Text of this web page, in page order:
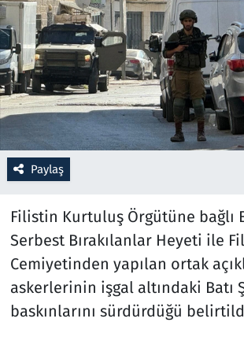
Paylaş
Filistin Kurtuluş Örgütüne bağlı
Serbest Bırakılanlar Heyeti ile
Cemiyetinden yapılan ortak
askerlerinin işgal altındaki Batı
baskınlarını sürdürdüğü
Resmi İlanlar
Rüya Tabirleri
Sağlık
Savunma Sanayi
Seçim 2023
Spor
Teknoloji ve Bilim
Televizyon